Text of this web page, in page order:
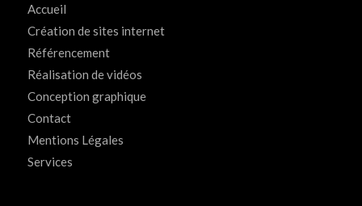
Accueil
Création de sites internet
Référencement
Réalisation de vidéos
Conception graphique
Contact
Mentions Légales
Services